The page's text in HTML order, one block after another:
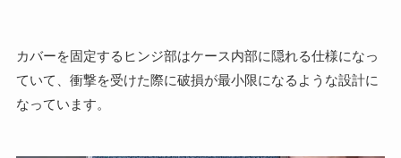
カバーを固定するヒンジ部はケース内部に隠れる仕様になっ
ていて、衝撃を受けた際に破損が最小限になるような設計に
なっています。